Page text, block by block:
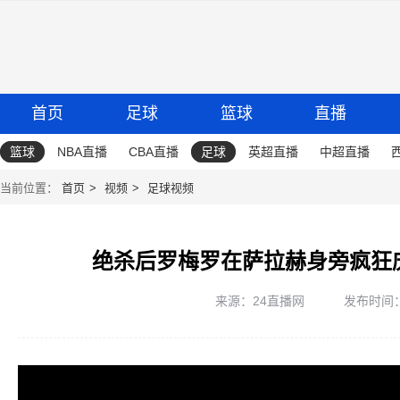
首页 足球 篮球 直播
篮球 NBA直播 CBA直播 足球 英超直播 中超直播
当前位置： 首页 视频 足球视频
绝杀后罗梅罗在萨拉赫身旁疯
来源：24直播网 发布时间